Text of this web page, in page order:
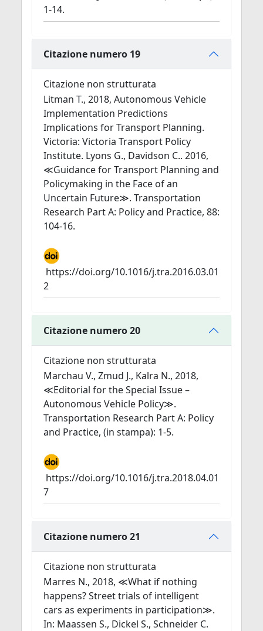
1-14.
Citazione numero 19
Citazione non strutturata
Litman T., 2018, Autonomous Vehicle
Implementation Predictions
Implications for Transport Planning.
Victoria: Victoria Transport Policy
Institute. Lyons G., Davidson C.. 2016,
≪Guidance for Transport Planning and
Policymaking in the Face of an
Uncertain Future≫. Transportation
Research Part A: Policy and Practice, 88:
104-16.
https://doi.org/10.1016/j.tra.2016.03.01
2
Citazione numero 20
Citazione non strutturata
Marchau V., Zmud J., Kalra N., 2018,
≪Editorial for the Special Issue –
Autonomous Vehicle Policy≫.
Transportation Research Part A: Policy
and Practice, (in stampa): 1-5.
https://doi.org/10.1016/j.tra.2018.04.01
7
Citazione numero 21
Citazione non strutturata
Marres N., 2018, ≪What if nothing
happens? Street trials of intelligent
cars as experiments in participation≫.
In: Maassen S., Dickel S., Schneider C.